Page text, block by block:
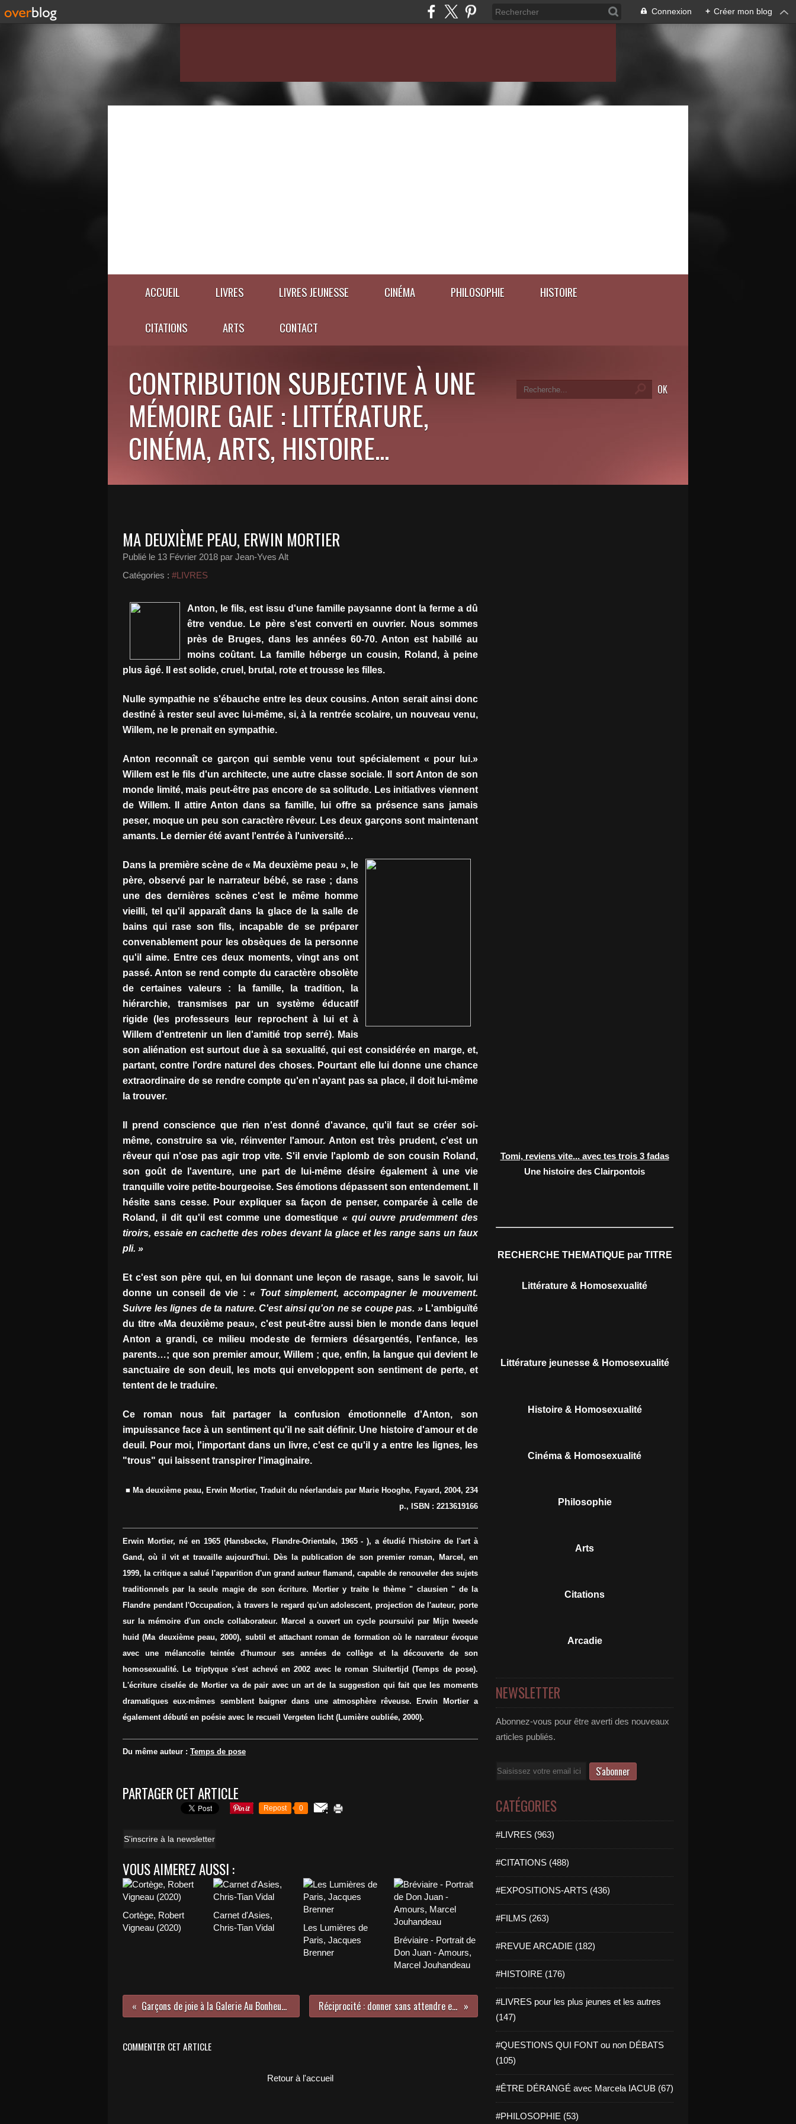
Connexion + Créer mon blog
ACCUEIL LIVRES LIVRES JEUNESSE CINÉMA PHILOSOPHIE HISTOIRE
CITATIONS ARTS CONTACT
CONTRIBUTION SUBJECTIVE À UNE
MÉMOIRE GAIE : LITTÉRATURE,
CINÉMA, ARTS, HISTOIRE...
MA DEUXIÈME PEAU, ERWIN MORTIER
Publié le 13 Février 2018 par Jean-Yves Alt
Catégories : #LIVRES
Anton, le fils, est issu d'une famille paysanne dont la ferme a dû
être vendue. Le père s'est converti en ouvrier. Nous sommes
près de Bruges, dans les années 60-70. Anton est habillé au
moins coûtant. La famille héberge un cousin, Roland, à peine
plus âgé. Il est solide, cruel, brutal, rote et trousse les filles.
Nulle sympathie ne s'ébauche entre les deux cousins. Anton serait ainsi donc
destiné à rester seul avec lui-même, si, à la rentrée scolaire, un nouveau venu,
Willem, ne le prenait en sympathie.
Anton reconnaît ce garçon qui semble venu tout spécialement « pour lui.»
Willem est le fils d'un architecte, une autre classe sociale. Il sort Anton de son
monde limité, mais peut-être pas encore de sa solitude. Les initiatives viennent
de Willem. Il attire Anton dans sa famille, lui offre sa présence sans jamais
peser, moque un peu son caractère rêveur. Les deux garçons sont maintenant
amants. Le dernier été avant l'entrée à l'université…
Dans la première scène de « Ma deuxième peau », le
père, observé par le narrateur bébé, se rase ; dans
une des dernières scènes c'est le même homme
vieilli, tel qu'il apparaît dans la glace de la salle de
bains qui rase son fils, incapable de se préparer
convenablement pour les obsèques de la personne
qu'il aime. Entre ces deux moments, vingt ans ont
passé. Anton se rend compte du caractère obsolète
de certaines valeurs : la famille, la tradition, la
hiérarchie, transmises par un système éducatif
rigide (les professeurs leur reprochent à lui et à
Willem d'entretenir un lien d'amitié trop serré). Mais
son aliénation est surtout due à sa sexualité, qui est considérée en marge, et,
partant, contre l'ordre naturel des choses. Pourtant elle lui donne une chance
extraordinaire de se rendre compte qu'en n'ayant pas sa place, il doit lui-même
la trouver.
Il prend conscience que rien n'est donné d'avance, qu'il faut se créer soi-
même, construire sa vie, réinventer l'amour. Anton est très prudent, c'est un
rêveur qui n'ose pas agir trop vite. S'il envie l'aplomb de son cousin Roland,
son goût de l'aventure, une part de lui-même désire également à une vie
tranquille voire petite-bourgeoise. Ses émotions dépassent son entendement. Il
hésite sans cesse. Pour expliquer sa façon de penser, comparée à celle de
Roland, il dit qu'il est comme une domestique « qui ouvre prudemment des
tiroirs, essaie en cachette des robes devant la glace et les range sans un faux
pli. »
Et c'est son père qui, en lui donnant une leçon de rasage, sans le savoir, lui
donne un conseil de vie :« Tout simplement, accompagner le mouvement.
Suivre les lignes de ta nature. C'est ainsi qu'on ne se coupe pas. »L'ambiguïté
du titre «Ma deuxième peau», c'est peut-être aussi bien le monde dans lequel
Anton a grandi, ce milieu modeste de fermiers désargentés, l'enfance, les
parents…; que son premier amour, Willem ; que, enfin, la langue qui devient le
sanctuaire de son deuil, les mots qui enveloppent son sentiment de perte, et
tentent de le traduire.
Ce roman nous fait partager la confusion émotionnelle d'Anton, son
impuissance face à un sentiment qu'il ne sait définir. Une histoire d'amour et de
deuil. Pour moi, l'important dans un livre, c'est ce qu'il y a entre les lignes, les
"trous" qui laissent transpirer l'imaginaire.
■ Ma deuxième peau, Erwin Mortier, Traduit du néerlandais par Marie Hooghe, Fayard, 2004, 234
p., ISBN : 2213619166
Erwin Mortier, né en 1965 (Hansbecke, Flandre-Orientale, 1965 - ), a étudié l'histoire de l'art à
Gand, où il vit et travaille aujourd'hui. Dès la publication de son premier roman, Marcel, en
1999, la critique a salué l'apparition d'un grand auteur flamand, capable de renouveler des sujets
traditionnels par la seule magie de son écriture. Mortier y traite le thème " clausien " de la
Flandre pendant l'Occupation, à travers le regard qu'un adolescent, projection de l'auteur, porte
sur la mémoire d'un oncle collaborateur. Marcel a ouvert un cycle poursuivi par Mijn tweede
huid (Ma deuxième peau, 2000), subtil et attachant roman de formation où le narrateur évoque
avec une mélancolie teintée d'humour ses années de collège et la découverte de son
homosexualité. Le triptyque s'est achevé en 2002 avec le roman Sluitertijd (Temps de pose).
L'écriture ciselée de Mortier va de pair avec un art de la suggestion qui fait que les moments
dramatiques eux-mêmes semblent baigner dans une atmosphère rêveuse. Erwin Mortier a
également débuté en poésie avec le recueil Vergeten licht (Lumière oubliée, 2000).
Du même auteur : Temps de pose
PARTAGER CET ARTICLE
Repost 0
S'inscrire à la newsletter
VOUS AIMEREZ AUSSI :
Cortège, Robert
Vigneau (2020)
Carnet d'Asies,
Chris-Tian Vidal
Les Lumières de
Paris, Jacques
Brenner
Bréviaire - Portrait de
Don Juan - Amours,
Marcel Jouhandeau
Garçons de joie à la Galerie Au Bonheur du Jour Réciprocité : donner sans attendre en retour
COMMENTER CET ARTICLE
Retour à l'accueil
Tomi, reviens vite... avec tes trois 3 fadas
Une histoire des Clairpontois
RECHERCHE THEMATIQUE par TITRE
Littérature & Homosexualité
Littérature jeunesse & Homosexualité
Histoire & Homosexualité
Cinéma & Homosexualité
Philosophie
Arts
Citations
Arcadie
NEWSLETTER
Abonnez-vous pour être averti des nouveaux
articles publiés.
Email
CATÉGORIES
#LIVRES (963)
#CITATIONS (488)
#EXPOSITIONS-ARTS (436)
#FILMS (263)
#REVUE ARCADIE (182)
#HISTOIRE (176)
#LIVRES pour les plus jeunes et les autres
(147)
#QUESTIONS QUI FONT ou non DÉBATS
(105)
#ÊTRE DÉRANGÉ avec Marcela IACUB (67)
#PHILOSOPHIE (53)